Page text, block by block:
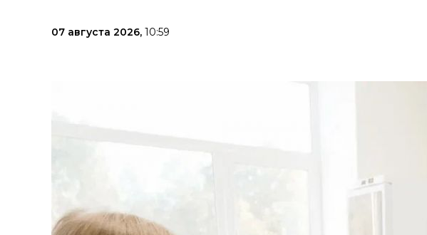
07 августа 2026, 10:59